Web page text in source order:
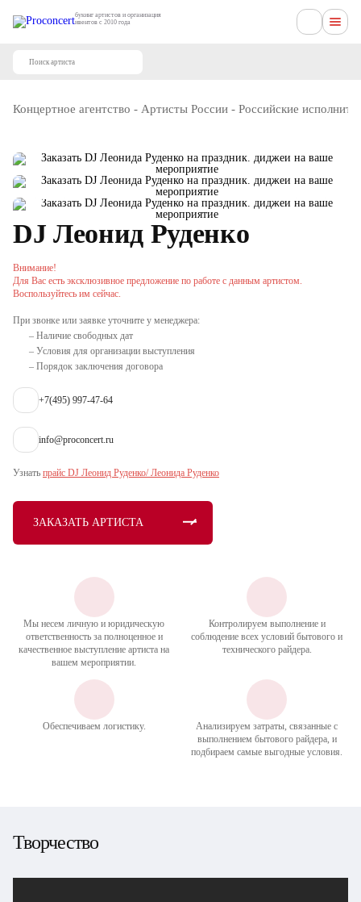
букинг артистов и организация
ивентов с 2010 года
Концертное агентство - Артисты России - Российские
DJ Леонид Руденко
Внимание!
Для Вас есть эксклюзивное предложение по работе с данным артистом.
Воспользуйтесь им сейчас.
При звонке или заявке уточните у менеджера:
– Наличие свободных дат
– Условия для организации выступления
– Порядок заключения договора
+7(495) 997-47-64
info@proconcert.ru
Узнать прайс DJ Леонид Руденко/ Леонида Руденко
ЗАКАЗАТЬ АРТИСТА
Мы несем личную и юридическую
ответственность за полноценное и
качественное выступление артиста на
вашем мероприятии.
Контролируем выполнение и
соблюдение всех условий бытового и
технического райдера.
Обеспечиваем логистику.
Анализируем затраты, связанные с
выполнением бытового райдера, и
подбираем самые выгодные условия.
Творчество